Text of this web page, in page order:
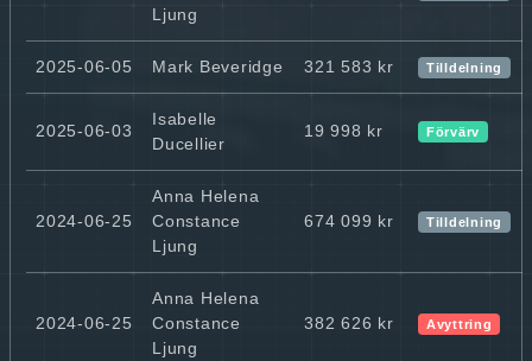
Ljung
2025-06-05 Mark Beveridge 321 583 kr Tilldelning
2025-06-03
Isabelle
Ducellier
19 998 kr Förvärv
2024-06-25
Anna Helena
Constance
Ljung
674 099 kr Tilldelning
2024-06-25
Anna Helena
Constance
Ljung
382 626 kr Avyttring